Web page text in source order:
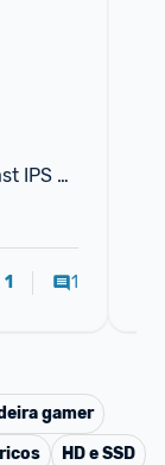
IPS
1 1
gamer
HD e SSD